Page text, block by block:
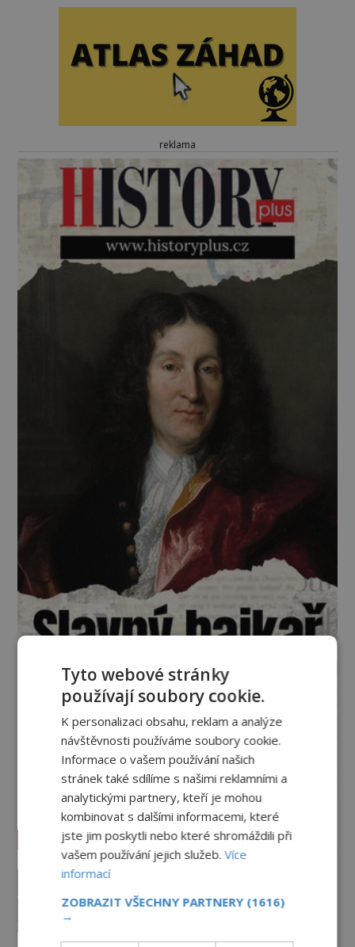
reklama
Vesmír a technologie
16.6.2026 3.2TIS
Tyto webové stránky
používají soubory cookie.
K personalizaci obsahu, reklam a analýze
návštěvnosti používáme soubory cookie.
Informace o vašem používání našich
stránek také sdílíme s našimi reklamními a
analytickými partnery, kteří je mohou
kombinovat s dalšími informacemi, které
jste jim poskytli nebo které shromáždili při
vašem používání jejich služeb.Více
informací
ZOBRAZIT VŠECHNY PARTNERY (1616)
→